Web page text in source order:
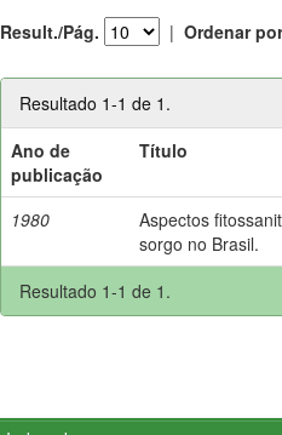
Result./Pág. | Ordenar por
Resultado 1-1 de 1.
Ano de
publicação
Título
1980
Aspectos
sorgo no Brasil.
Resultado 1-1 de 1.